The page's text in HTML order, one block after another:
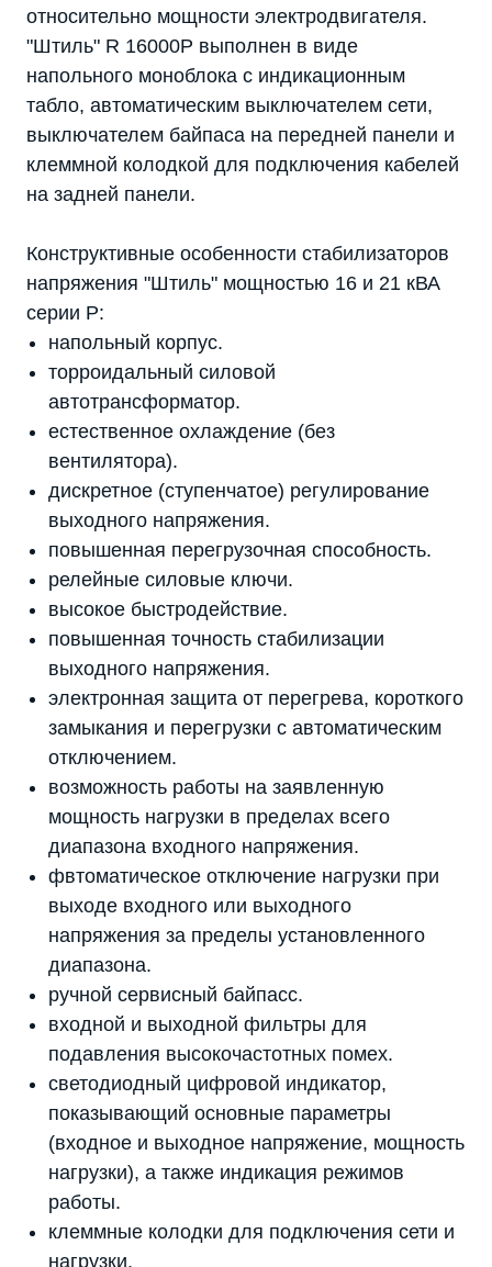
относительно мощности электродвигателя.
"Штиль" R 16000P выполнен в виде
напольного моноблока с индикационным
табло, автоматическим выключателем сети,
выключателем байпаса на передней панели и
клеммной колодкой для подключения кабелей
на задней панели.
Конструктивные особенности стабилизаторов
напряжения "Штиль" мощностью 16 и 21 кВА
серии P:
напольный корпус.
торроидальный силовой
автотрансформатор.
естественное охлаждение (без
вентилятора).
дискретное (ступенчатое) регулирование
выходного напряжения.
повышенная перегрузочная способность.
релейные силовые ключи.
высокое быстродействие.
повышенная точность стабилизации
выходного напряжения.
электронная защита от перегрева, короткого
замыкания и перегрузки с автоматическим
отключением.
возможность работы на заявленную
мощность нагрузки в пределах всего
диапазона входного напряжения.
фвтоматическое отключение нагрузки при
выходе входного или выходного
напряжения за пределы установленного
диапазона.
ручной сервисный байпасс.
входной и выходной фильтры для
подавления высокочастотных помех.
светодиодный цифровой индикатор,
показывающий основные параметры
(входное и выходное напряжение, мощность
нагрузки), а также индикация режимов
работы.
клеммные колодки для подключения сети и
нагрузки.